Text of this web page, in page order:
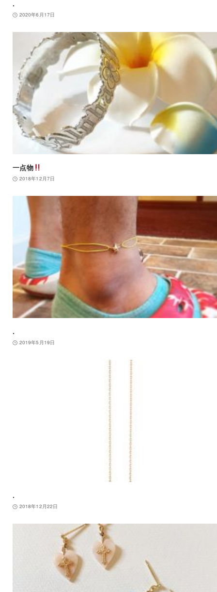
.
2020年6月17日
一点物
2018年12月7日
.
2019年5月19日
.
2018年12月22日